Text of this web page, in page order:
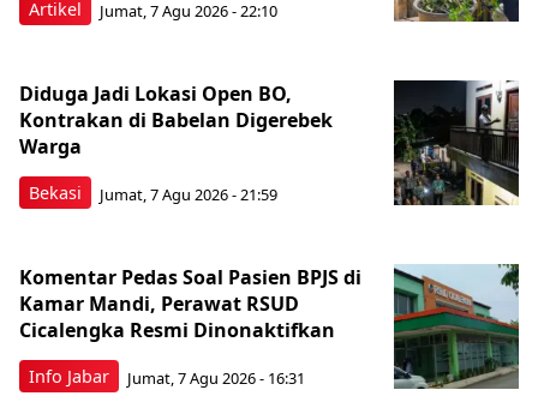
Artikel Jumat, 7 Agu 2026 - 22:10
Bekasi
Diduga Jadi Lokasi Open BO,
Kontrakan di Babelan Digerebek
Warga
Jumat, 7 Agu 2026 - 21:59
Info Jabar
Komentar Pedas Soal Pasien BPJS di
Kamar Mandi, Perawat RSUD
Cicalengka Resmi Dinonaktifkan
Jumat, 7 Agu 2026 - 16:31